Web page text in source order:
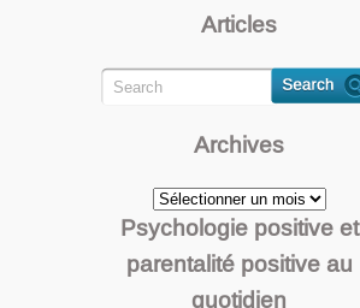
Articles
Archives
Archives
Psychologie positive et
parentalité positive au
quotidien